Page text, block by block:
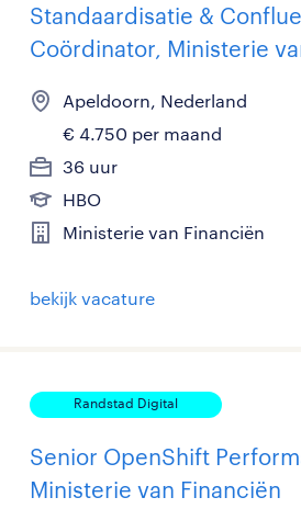
Standaardisatie &
Coördinator, Ministerie
Apeldoorn, Nederland
€ 4.750 per maand
36 uur
HBO
Ministerie van Financiën
bekijk vacature
Randstad Digital
Senior OpenShift
Ministerie van Financiën